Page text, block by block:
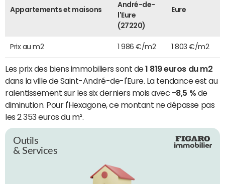
Appartements et maisons
André-de-
l'Eure
(27220)
Eure
Prix au m2 1 986 €/m2 1 803 €/m2
Les prix des biens immobiliers sont de1 819 euros du m2
dans la ville de Saint-André-de-l'Eure. La tendance est au
ralentissement sur les six derniers mois avec -8,5 % de
diminution. Pour l'Hexagone, ce montant ne dépasse pas
les 2 353 euros du m².
Outils
& Services